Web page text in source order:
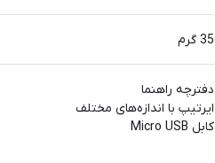
35 گرم
دفترچه راهنما
ایرتیپ با اندازه‌های مختلف
کابل Micro USB